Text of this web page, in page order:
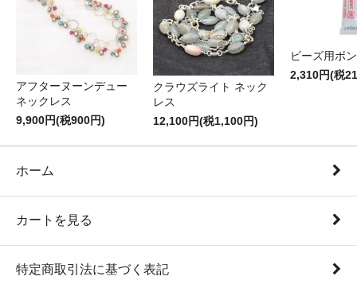
アフターヌーンデュー
ネックレス
9,900円(税900円)
クラウズライト ネック
レス
12,100円(税1,100円)
ビーズ用ボ
2,310円(税
ホーム
カートを見る
特定商取引法に基づく表記